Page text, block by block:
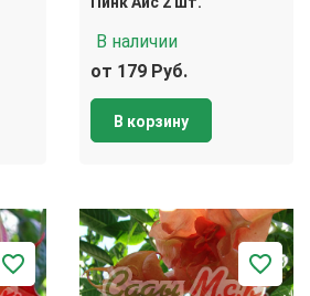
В наличии
от 179 Руб.
В корзину